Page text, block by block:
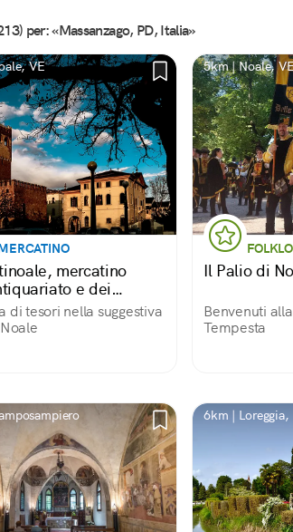
per: «Massanzago, PD, Italia»
VE
mercatino
e dei
di tesori nella suggestiva
5km | Noale,
Il Palio di
Benvenuti
Tempesta
6km | Loreggia,